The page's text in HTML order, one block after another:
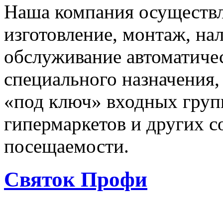
Наша компания
изготовление, монтаж,
обслуживание
специального
«под ключ» входных
гипермаркетов и других
посещаемости.
Святок Профи